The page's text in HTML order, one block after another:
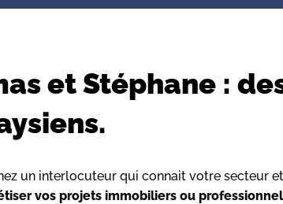
et Stéphane :
un interlocuteur qui connait votre secteur
vos projets immobiliers ou